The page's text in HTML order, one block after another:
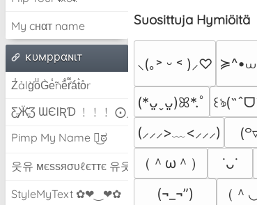
My cнαт name
ĸυмppαɴιт
Z̾ảlg̀͐oͧG̀e̒̃nȅ̐r͌̑á͑t͛o̊r
Ƹ̵̡Ӝ̵̨̄Ʒ ƜЄƖƦƊ ﹗﹗﹗ ⨀_⨀
Pimp My Name ಠ͜ಠ
웃유 мєѕѕяσυℓєттє 유웃
StyleMyText ✿❤‿❤✿
Suosittuja Hymiöitä
⸜(｡˃ ᵕ ˂ )⸝♡
(*ᴗ͈ˬᴗ͈)ꕤ*.ﾟ
(⸝⸝⸝>﹏<⸝⸝⸝)
（＾ω＾）
˙ᴗ˙
(¬_¬”)
（